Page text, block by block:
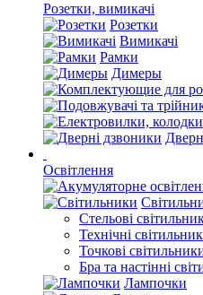
Розетки, вимикачі
Розетки
Вимикачі
Рамки
Димеры
Освітлення
Стельові
Технічні
Точкові
Бра та настінні
Лампочки